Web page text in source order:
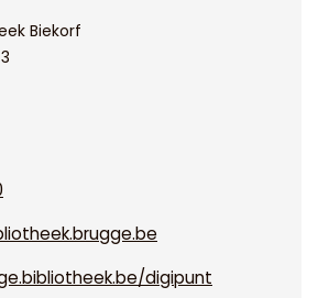
Biekorf
digipunt